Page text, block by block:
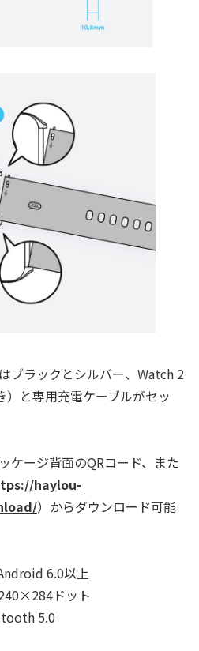
ブラックとシルバー、Watch 2
と専用充電ケーブルがセッ
ケージ背面のQRコード、また
haylou-
）からダウンロード可能
6.0以上
ドット
5.0